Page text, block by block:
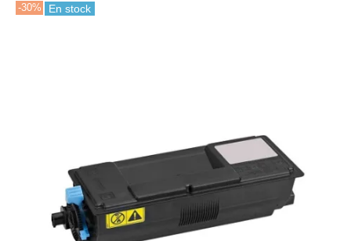
-30% En stock